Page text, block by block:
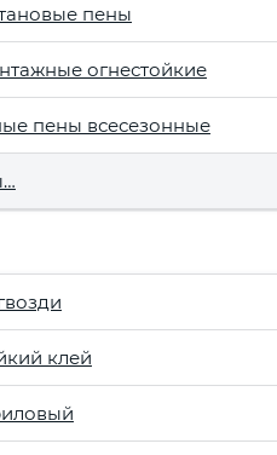
пены
огнестойкие
пены всесезонные
клей